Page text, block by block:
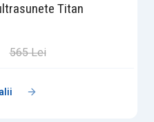
Titan
565 Lei